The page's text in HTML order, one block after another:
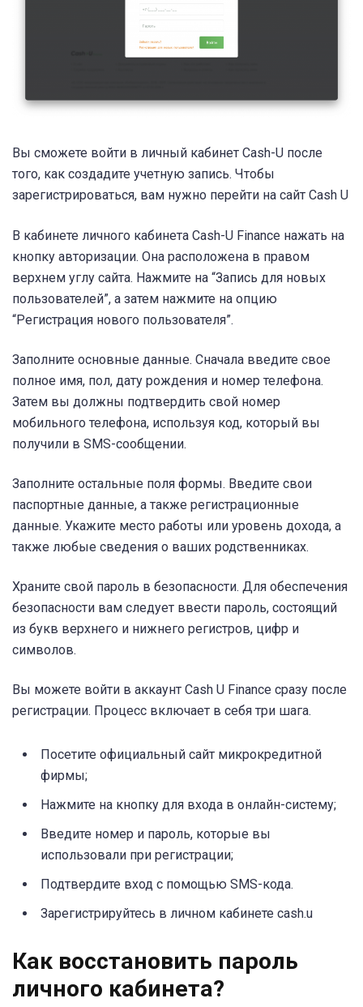
Вы сможете войти в личный кабинет Cash-U после
того, как создадите учетную запись. Чтобы
зарегистрироваться, вам нужно перейти на сайт Cash U
В кабинете личного кабинета Cash-U Finance нажать на
кнопку авторизации. Она расположена в правом
верхнем углу сайта. Нажмите на “Запись для новых
пользователей”, а затем нажмите на опцию
“Регистрация нового пользователя”.
Заполните основные данные. Сначала введите свое
полное имя, пол, дату рождения и номер телефона.
Затем вы должны подтвердить свой номер
мобильного телефона, используя код, который вы
получили в SMS-сообщении.
Заполните остальные поля формы. Введите свои
паспортные данные, а также регистрационные
данные. Укажите место работы или уровень дохода, а
также любые сведения о ваших родственниках.
Храните свой пароль в безопасности. Для обеспечения
безопасности вам следует ввести пароль, состоящий
из букв верхнего и нижнего регистров, цифр и
символов.
Вы можете войти в аккаунт Cash U Finance сразу после
регистрации. Процесс включает в себя три шага.
Посетите официальный сайт микрокредитной
фирмы;
Нажмите на кнопку для входа в онлайн-систему;
Введите номер и пароль, которые вы
использовали при регистрации;
Подтвердите вход с помощью SMS-кода.
Зарегистрируйтесь в личном кабинете cash.u
Как восстановить пароль
личного кабинета?